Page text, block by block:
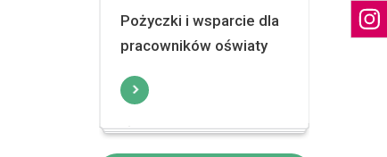
Pożyczki i wsparcie dla
pracowników oświaty